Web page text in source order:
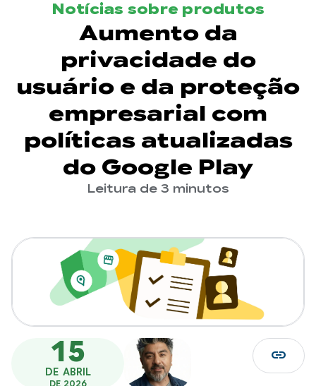
Notícias sobre produtos
Aumento da
privacidade do
usuário e da proteção
empresarial com
políticas atualizadas
do Google Play
Leitura de 3 minutos
15
DE ABRIL
DE 2026
link